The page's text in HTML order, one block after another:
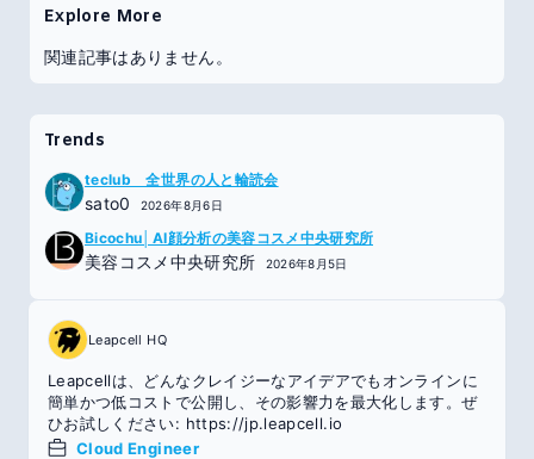
Explore More
関連記事はありません。
Trends
teclub 全世界の人と輪読会
sato0 2026年8月6日
Bicochu│AI顔分析の美容コスメ中央研究所
美容コスメ中央研究所 2026年8月5日
Leapcell HQ
Leapcellは、どんなクレイジーなアイデアでもオンラインに
簡単かつ低コストで公開し、その影響力を最大化します。ぜ
ひお試しください: https://jp.leapcell.io
Cloud Engineer